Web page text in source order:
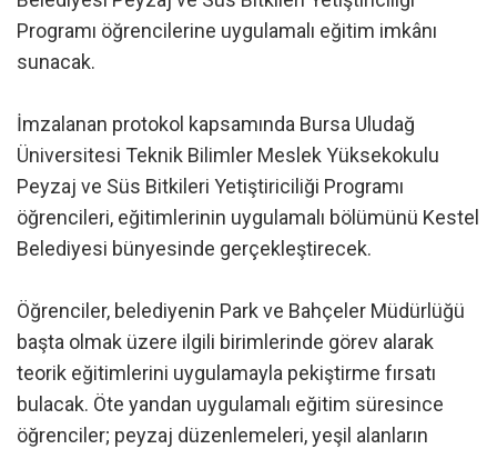
Programı öğrencilerine uygulamalı eğitim imkânı
sunacak.
İmzalanan protokol kapsamında Bursa Uludağ
Üniversitesi Teknik Bilimler Meslek Yüksekokulu
Peyzaj ve Süs Bitkileri Yetiştiriciliği Programı
öğrencileri, eğitimlerinin uygulamalı bölümünü Kestel
Belediyesi bünyesinde gerçekleştirecek.
Öğrenciler, belediyenin Park ve Bahçeler Müdürlüğü
başta olmak üzere ilgili birimlerinde görev alarak
teorik eğitimlerini uygulamayla pekiştirme fırsatı
bulacak. Öte yandan uygulamalı eğitim süresince
öğrenciler; peyzaj düzenlemeleri, yeşil alanların